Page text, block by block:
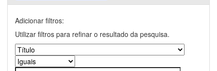
Adicionar filtros:
Utilizar filtros para refinar o resultado da pesquisa.